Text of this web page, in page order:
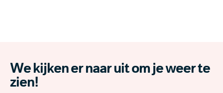
We kijken er naar uit om je weer te
zien!